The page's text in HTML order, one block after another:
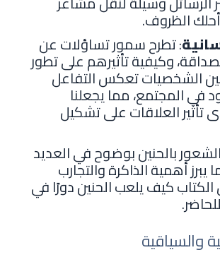
الظروف.
: تطرح سمور تساؤلات عن
وكيفية تأثيرهم على تطور
بين الشخصيات تعكس التفاعل
في المجتمع، مما يجعلنا
العلاقات على تشكيل
بالحنين بوضوح في العديد
أهمية الذاكرة والتجارب
الكتاب كيف يلعب الحنين دورًا في
والسياقية